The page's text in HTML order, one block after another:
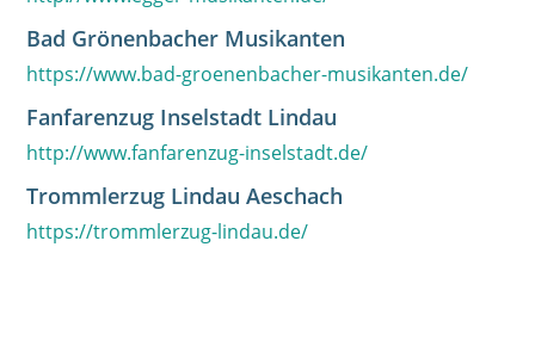
Bad Grönenbacher Musikanten
https://www.bad-groenenbacher-musikanten.de/
Fanfarenzug Inselstadt Lindau
http://www.fanfarenzug-inselstadt.de/
Trommlerzug Lindau Aeschach
https://trommlerzug-lindau.de/